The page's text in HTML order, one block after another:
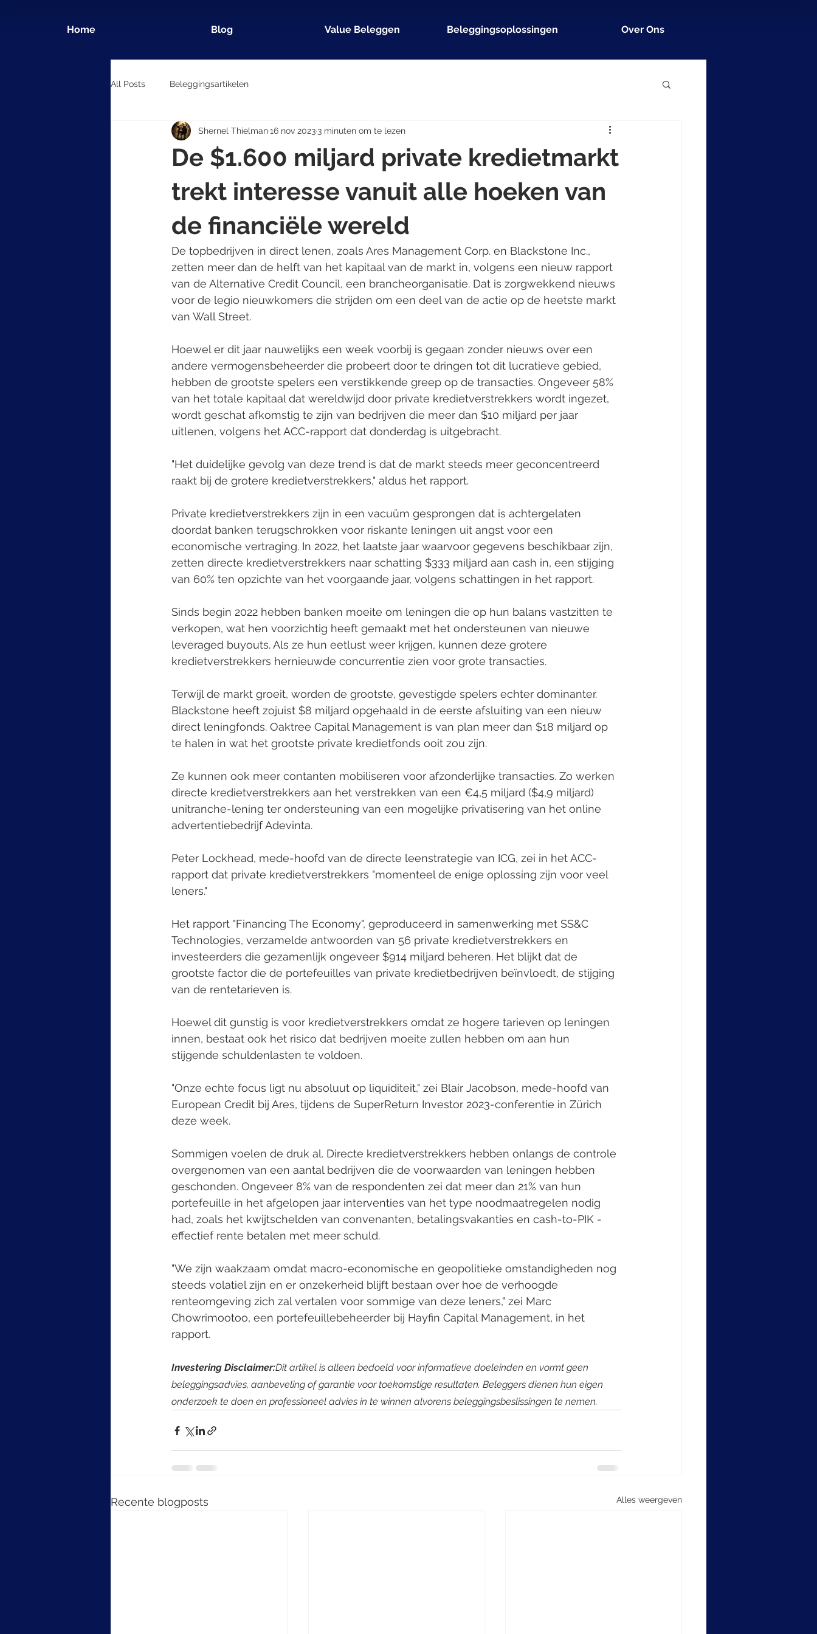
Home Blog Value Beleggen Beleggingsoplossingen Over Ons
All Posts Beleggingsartikelen
De $1.600 miljard private kredietmarkt
trekt interesse vanuit alle hoeken van
de financiële wereld
Shernel Thielman16 nov 2023 3 minuten om te lezen
De topbedrijven in direct lenen, zoals Ares Management Corp. en Blackstone Inc.,
zetten meer dan de helft van het kapitaal van de markt in, volgens een nieuw rapport
van de Alternative Credit Council, een brancheorganisatie. Dat is zorgwekkend nieuws
voor de legio nieuwkomers die strijden om een deel van de actie op de heetste markt
van Wall Street.
Hoewel er dit jaar nauwelijks een week voorbij is gegaan zonder nieuws over een
andere vermogensbeheerder die probeert door te dringen tot dit lucratieve gebied,
hebben de grootste spelers een verstikkende greep op de transacties. Ongeveer 58%
van het totale kapitaal dat wereldwijd door private kredietverstrekkers wordt ingezet,
wordt geschat afkomstig te zijn van bedrijven die meer dan $10 miljard per jaar
uitlenen, volgens het ACC-rapport dat donderdag is uitgebracht.
"Het duidelijke gevolg van deze trend is dat de markt steeds meer geconcentreerd
raakt bij de grotere kredietverstrekkers," aldus het rapport.
Private kredietverstrekkers zijn in een vacuüm gesprongen dat is achtergelaten
doordat banken terugschrokken voor riskante leningen uit angst voor een
economische vertraging. In 2022, het laatste jaar waarvoor gegevens beschikbaar zijn,
zetten directe kredietverstrekkers naar schatting $333 miljard aan cash in, een stijging
van 60% ten opzichte van het voorgaande jaar, volgens schattingen in het rapport.
Sinds begin 2022 hebben banken moeite om leningen die op hun balans vastzitten te
verkopen, wat hen voorzichtig heeft gemaakt met het ondersteunen van nieuwe
leveraged buyouts. Als ze hun eetlust weer krijgen, kunnen deze grotere
kredietverstrekkers hernieuwde concurrentie zien voor grote transacties.
Terwijl de markt groeit, worden de grootste, gevestigde spelers echter dominanter.
Blackstone heeft zojuist $8 miljard opgehaald in de eerste afsluiting van een nieuw
direct leningfonds. Oaktree Capital Management is van plan meer dan $18 miljard op
te halen in wat het grootste private kredietfonds ooit zou zijn.
Ze kunnen ook meer contanten mobiliseren voor afzonderlijke transacties. Zo werken
directe kredietverstrekkers aan het verstrekken van een €4,5 miljard ($4,9 miljard)
unitranche-lening ter ondersteuning van een mogelijke privatisering van het online
advertentiebedrijf Adevinta.
Peter Lockhead, mede-hoofd van de directe leenstrategie van ICG, zei in het ACC-
rapport dat private kredietverstrekkers "momenteel de enige oplossing zijn voor veel
leners."
Het rapport "Financing The Economy", geproduceerd in samenwerking met SS&C
Technologies, verzamelde antwoorden van 56 private kredietverstrekkers en
investeerders die gezamenlijk ongeveer $914 miljard beheren. Het blijkt dat de
grootste factor die de portefeuilles van private kredietbedrijven beïnvloedt, de stijging
van de rentetarieven is.
Hoewel dit gunstig is voor kredietverstrekkers omdat ze hogere tarieven op leningen
innen, bestaat ook het risico dat bedrijven moeite zullen hebben om aan hun
stijgende schuldenlasten te voldoen.
"Onze echte focus ligt nu absoluut op liquiditeit," zei Blair Jacobson, mede-hoofd van
European Credit bij Ares, tijdens de SuperReturn Investor 2023-conferentie in Zürich
deze week.
Sommigen voelen de druk al. Directe kredietverstrekkers hebben onlangs de controle
overgenomen van een aantal bedrijven die de voorwaarden van leningen hebben
geschonden. Ongeveer 8% van de respondenten zei dat meer dan 21% van hun
portefeuille in het afgelopen jaar interventies van het type noodmaatregelen nodig
had, zoals het kwijtschelden van convenanten, betalingsvakanties en cash-to-PIK -
effectief rente betalen met meer schuld.
"We zijn waakzaam omdat macro-economische en geopolitieke omstandigheden nog
steeds volatiel zijn en er onzekerheid blijft bestaan over hoe de verhoogde
renteomgeving zich zal vertalen voor sommige van deze leners," zei Marc
Chowrimootoo, een portefeuillebeheerder bij Hayfin Capital Management, in het
rapport.
Investering Disclaimer:Dit artikel is alleen bedoeld voor informatieve doeleinden en vormt geen
beleggingsadvies, aanbeveling of garantie voor toekomstige resultaten. Beleggers dienen hun eigen
onderzoek te doen en professioneel advies in te winnen alvorens beleggingsbeslissingen te nemen.
Recente blogposts Alles weergeven